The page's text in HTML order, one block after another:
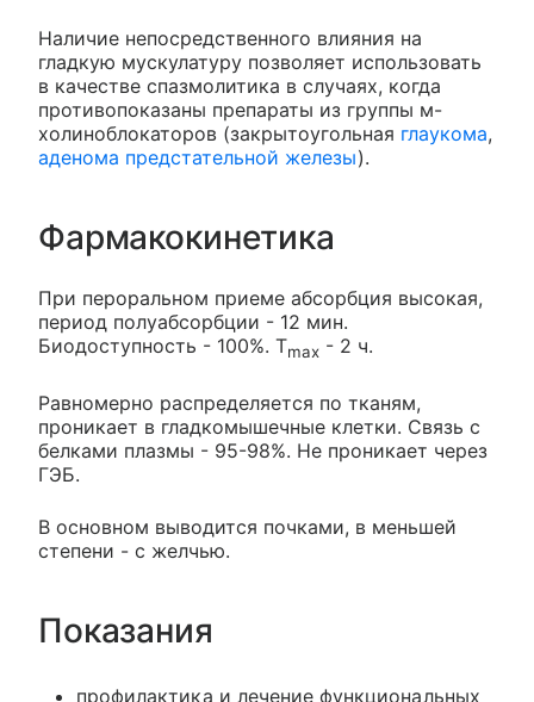
Наличие непосредственного влияния на
гладкую мускулатуру позволяет использовать
в качестве спазмолитика в случаях, когда
противопоказаны препараты из группы м-
холиноблокаторов (закрытоугольная глаукома,
аденома предстательной железы).
Фармакокинетика
При пероральном приеме абсорбция высокая,
период полуабсорбции - 12 мин.
Биодоступность - 100%. Тmax - 2 ч.
Равномерно распределяется по тканям,
проникает в гладкомышечные клетки. Связь с
белками плазмы - 95-98%. Не проникает через
ГЭБ.
В основном выводится почками, в меньшей
степени - с желчью.
Показания
профилактика и лечение функциональных